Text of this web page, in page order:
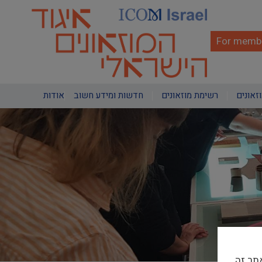
For
Main
navigation
אודות חדשות ומידע חשוב רשימת מוזאונים